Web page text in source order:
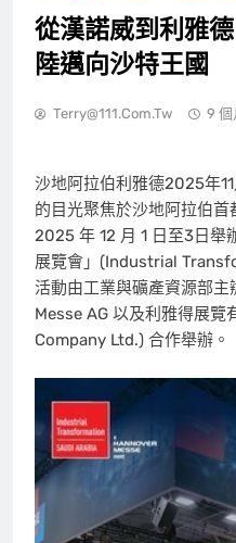
從漢諾威到利雅
陸邁向沙特王國
Terry@111.com.tw 9 個
沙地阿拉伯利雅德2025年11
的目光聚焦於沙地阿拉伯
2025 年 12 月 1 日至3日舉
展覽會」(Industrial
活動由工業與礦產資源部
Messe AG 以及利雅得展
Company Ltd.) 合作舉辦。